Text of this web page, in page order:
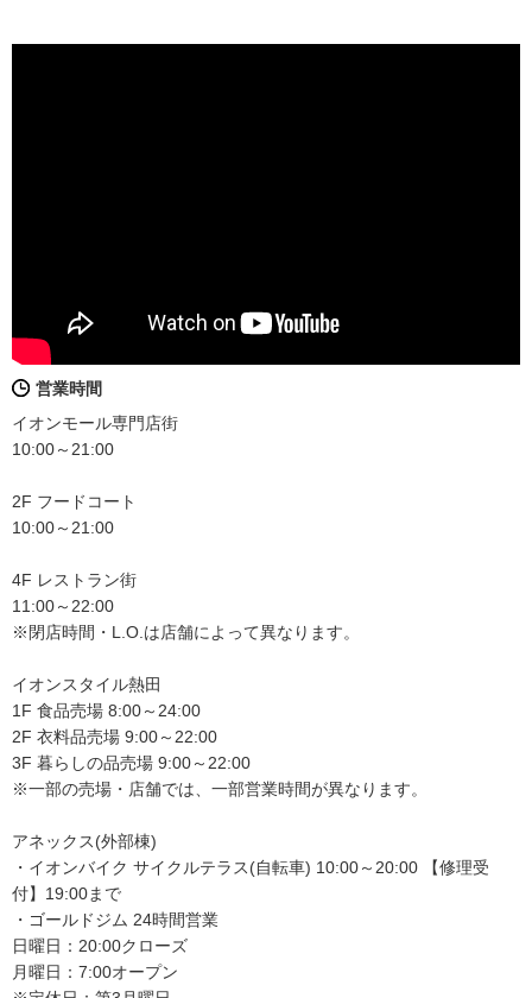
営業時間
イオンモール専門店街
10:00～21:00
2F フードコート
10:00～21:00
4F レストラン街
11:00～22:00
※閉店時間・L.O.は店舗によって異なります。
イオンスタイル熱田
1F 食品売場 8:00～24:00
2F 衣料品売場 9:00～22:00
3F 暮らしの品売場 9:00～22:00
※一部の売場・店舗では、一部営業時間が異なります。
アネックス(外部棟)
・イオンバイク サイクルテラス(自転車) 10:00～20:00 【修理受
付】19:00まで
・ゴールドジム 24時間営業
日曜日：20:00クローズ
月曜日：7:00オープン